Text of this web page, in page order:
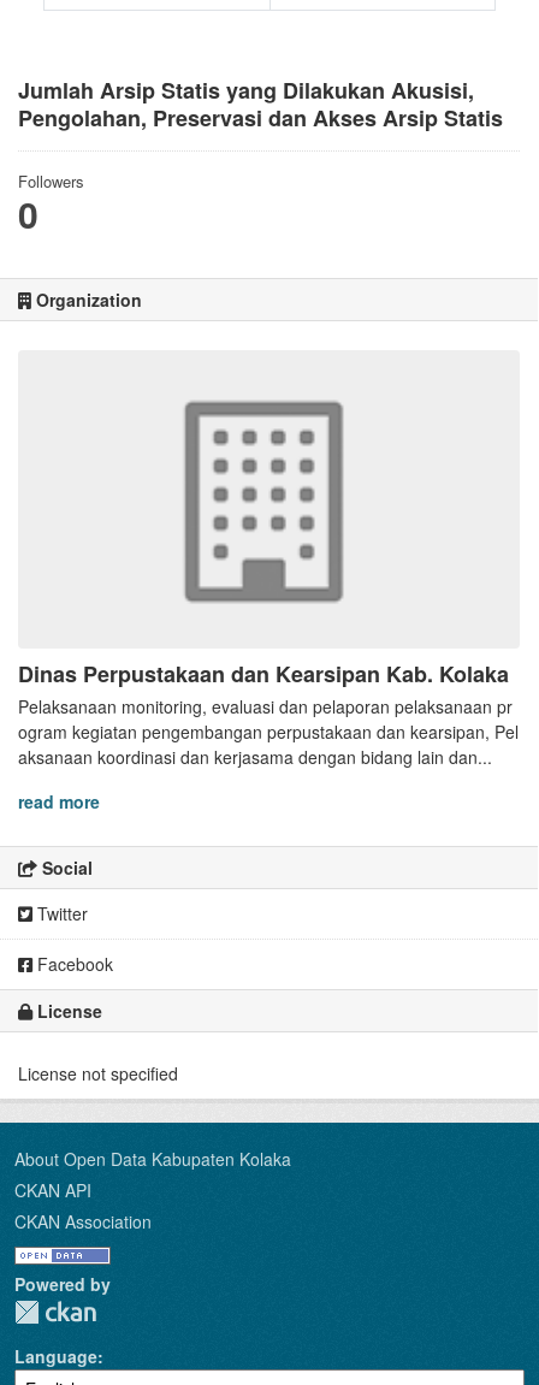
Jumlah Arsip Statis yang Dilakukan Akusisi,
Pengolahan, Preservasi dan Akses Arsip Statis
Followers
0
Organization
Dinas Perpustakaan dan Kearsipan Kab. Kolaka
Pelaksanaan monitoring, evaluasi dan pelaporan pelaksanaan pr
ogram kegiatan pengembangan perpustakaan dan kearsipan, Pel
aksanaan koordinasi dan kerjasama dengan bidang lain dan...
read more
Social
Twitter
Facebook
License
License not specified
About Open Data Kabupaten Kolaka
CKAN API
CKAN Association
Powered by
Language